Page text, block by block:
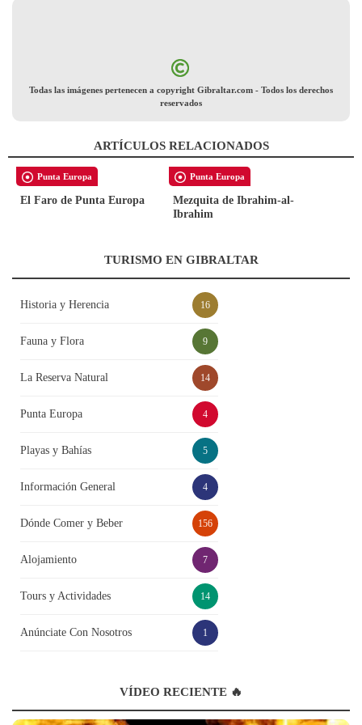
Todas las imágenes pertenecen a copyright Gibraltar.com - Todos los derechos
reservados
ARTÍCULOS RELACIONADOS
Punta Europa
El Faro de Punta Europa
Punta Europa
Mezquita de Ibrahim-al-
Ibrahim
TURISMO EN GIBRALTAR
Historia y Herencia 16
Fauna y Flora 9
La Reserva Natural 14
Punta Europa 4
Playas y Bahías 5
Información General 4
Dónde Comer y Beber 156
Alojamiento 7
Tours y Actividades 14
Anúnciate Con Nosotros 1
VÍDEO RECIENTE 🔥